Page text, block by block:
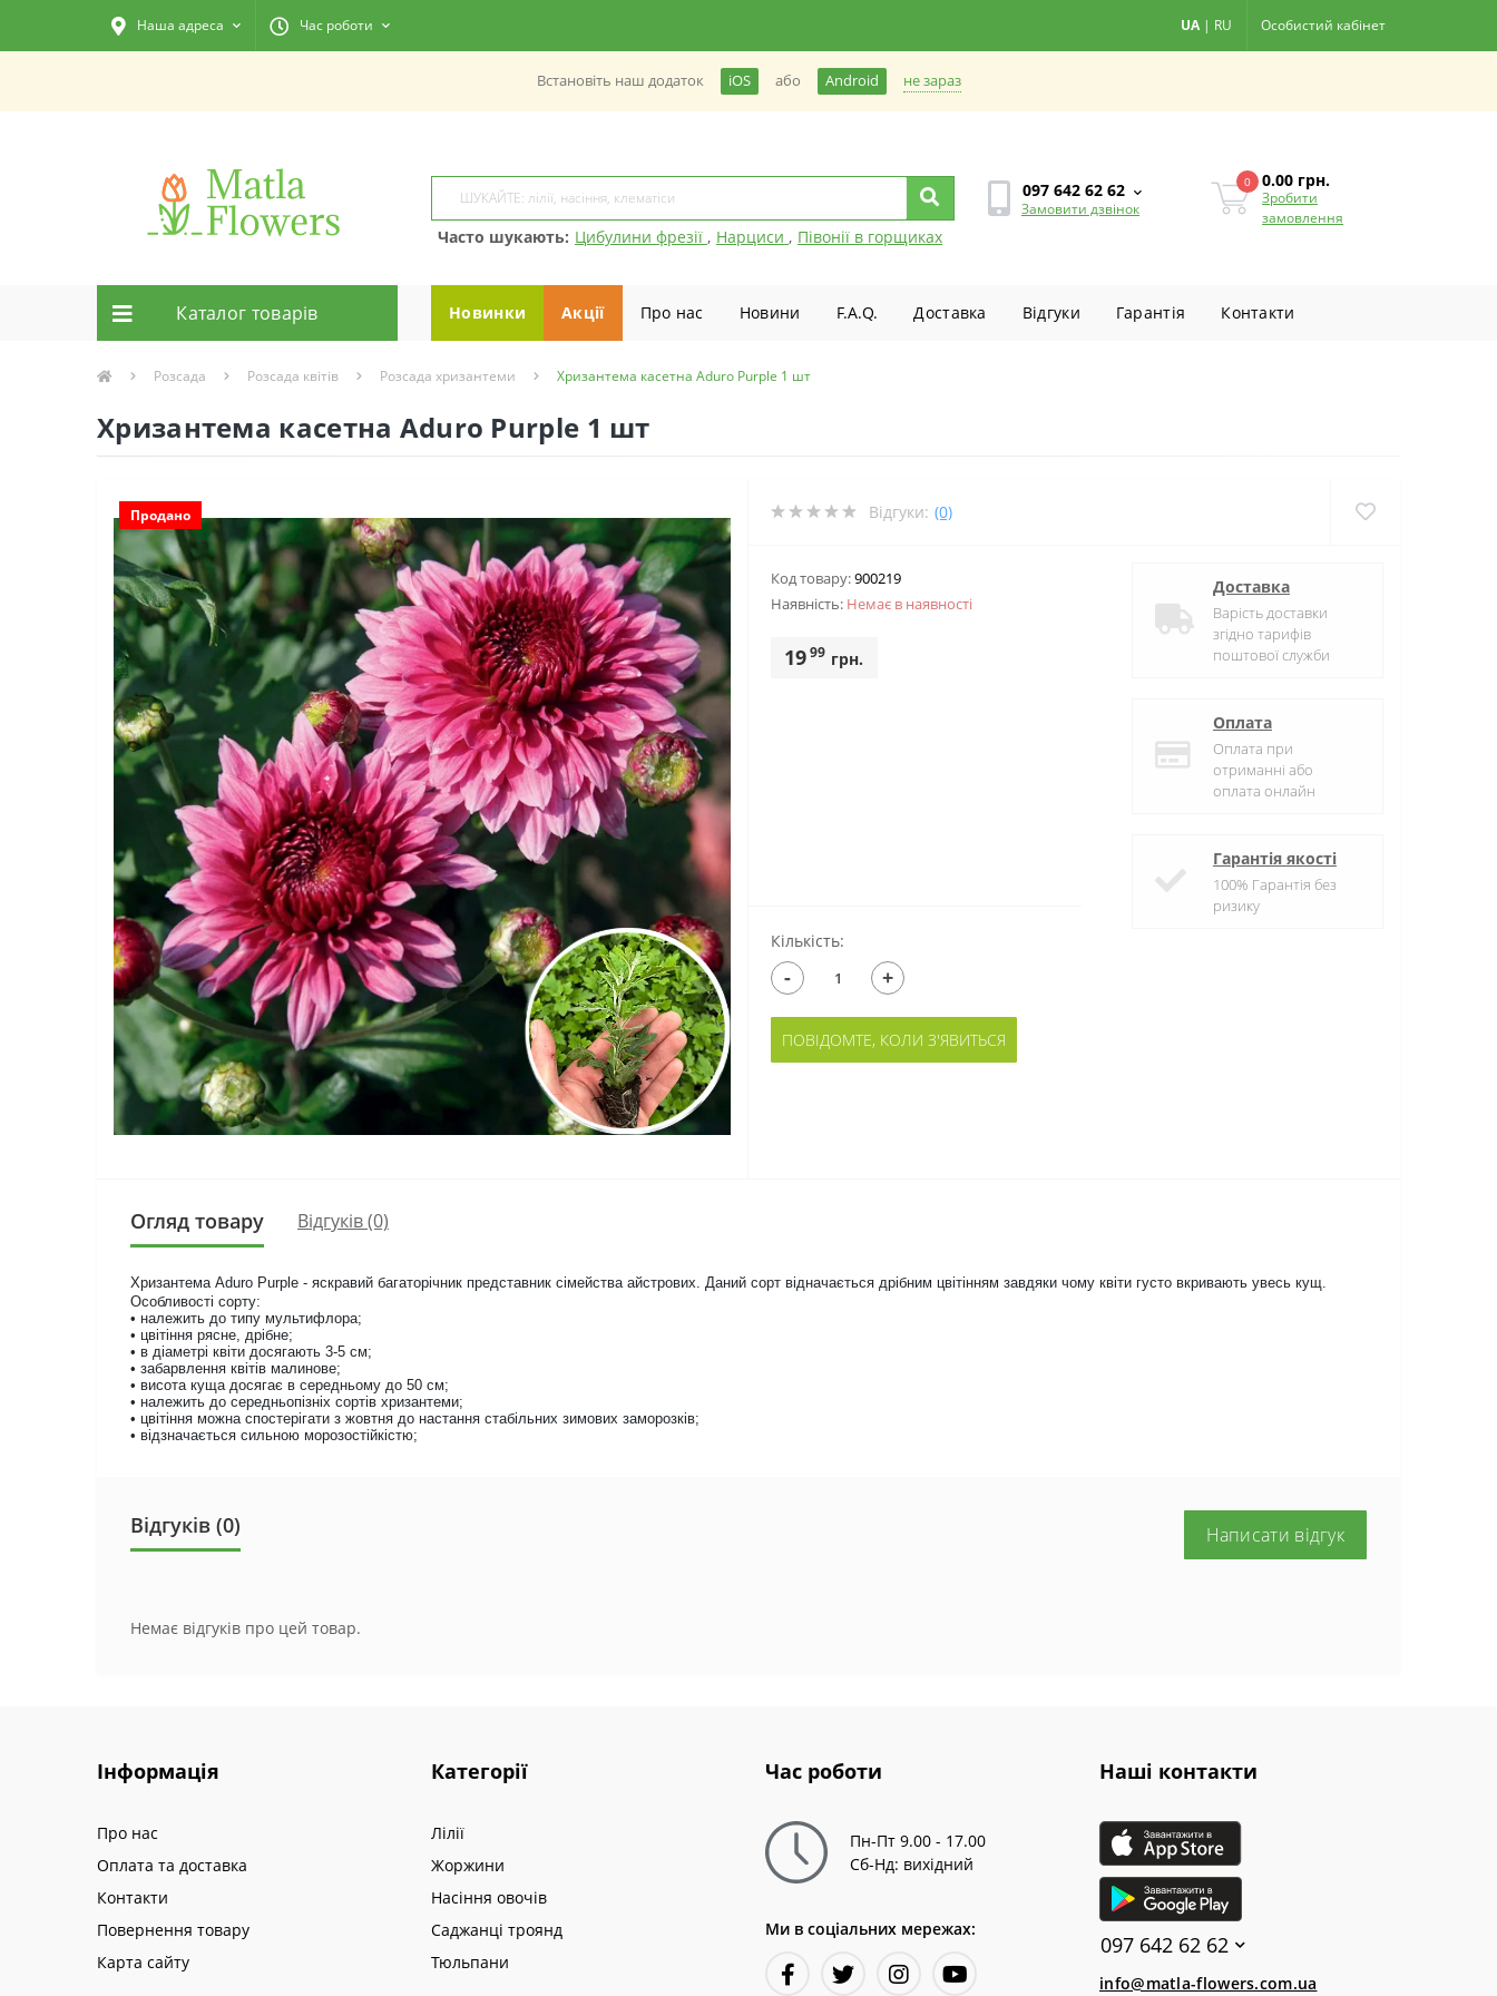
Наша адреса Час роботи UA | RU Особистий кабінет
Встановiть наш додаток iOS або Android не зараз
Часто шукають: Цибулини фрезії , Нарциси , Півонії в горщиках
097 642 62 62
Замовити дзвінок
0 0.00 грн.
Зробити
замовлення
Каталог товарiв Новинки Акції Про нас Новини F.A.Q. Доставка Вiдгуки Гарантiя Контакти
Розсада Розсада квітів Розсада хризантеми Хризантема касетна Aduro Purple 1 шт
Хризантема касетна Aduro Purple 1 шт
Продано Відгуки: (0)
Код товару:900219
Наявність: Немає в наявностi
1999 грн.
Доставка
Варість доставки
згідно тарифів
поштової служби
Оплата
Оплата при
отриманні або
оплата онлайн
Гарантія якості
100% Гарантія без
ризику
Кількість:
- +
ПОВІДОМТЕ, КОЛИ З'ЯВИТЬСЯ
Огляд товару Відгуків (0)
Хризантема Aduro Purple - яскравий багаторічник представник сімейства айстрових. Даний сорт відначається дрібним цвітінням завдяки чому квіти густо вкривають увесь кущ.
Особливості сорту:
• належить до типу мультифлора;
• цвітіння рясне, дрібне;
• в діаметрі квіти досягають 3-5 см;
• забарвлення квітів малинове;
• висота куща досягає в середньому до 50 см;
• належить до середньопізніх сортів хризантеми;
• цвітіння можна спостерігати з жовтня до настання стабільних зимових заморозків;
• відзначається сильною морозостійкістю;
Відгуків (0) Написати відгук
Немає відгуків про цей товар.
Інформація
Про нас
Оплата та доставка
Контакти
Повернення товару
Карта сайту
Категорії
Лілії
Жоржини
Насіння овочів
Саджанці троянд
Тюльпани
Час роботи
Пн-Пт 9.00 - 17.00
Сб-Нд: вихідний
Ми в соціальних мережах:
Наші контакти
097 642 62 62
info@matla-flowers.com.ua